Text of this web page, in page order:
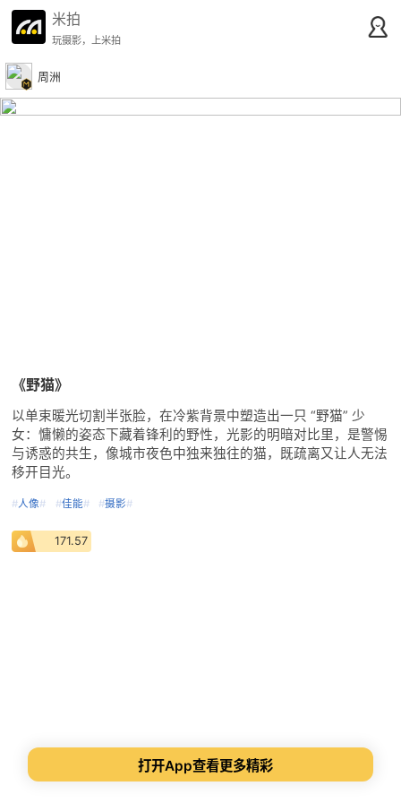
米拍
玩摄影，上米拍
周洲
《野猫》
以单束暖光切割半张脸，在冷紫背景中塑造出一只 “野猫” 少
女：慵懒的姿态下藏着锋利的野性，光影的明暗对比里，是警惕
与诱惑的共生，像城市夜色中独来独往的猫，既疏离又让人无法
移开目光。
#人像# #佳能# #摄影#
171.57
打开App查看更多精彩